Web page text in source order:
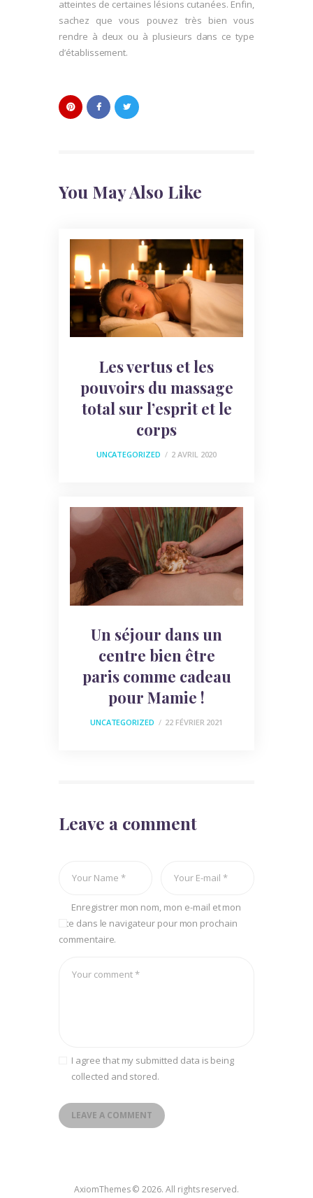
atteintes de certaines lésions cutanées. Enfin,
sachez que vous pouvez très bien vous
rendre à deux ou à plusieurs dans ce type
d’établissement.
You May Also Like
Les vertus et les
pouvoirs du massage
total sur l’esprit et le
corps
UNCATEGORIZED 2 AVRIL 2020
Un séjour dans un
centre bien être
paris comme cadeau
pour Mamie !
UNCATEGORIZED 22 FÉVRIER 2021
Leave a comment
Enregistrer mon nom, mon e-mail et mon
site dans le navigateur pour mon prochain
commentaire.
I agree that my submitted data is being
collected and stored.
AxiomThemes © 2026. All rights reserved.